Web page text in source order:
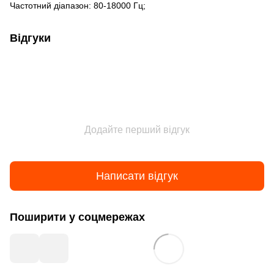
Частотний діапазон: 80-18000 Гц;
Відгуки
Додайте перший відгук
Написати відгук
Поширити у соцмережах